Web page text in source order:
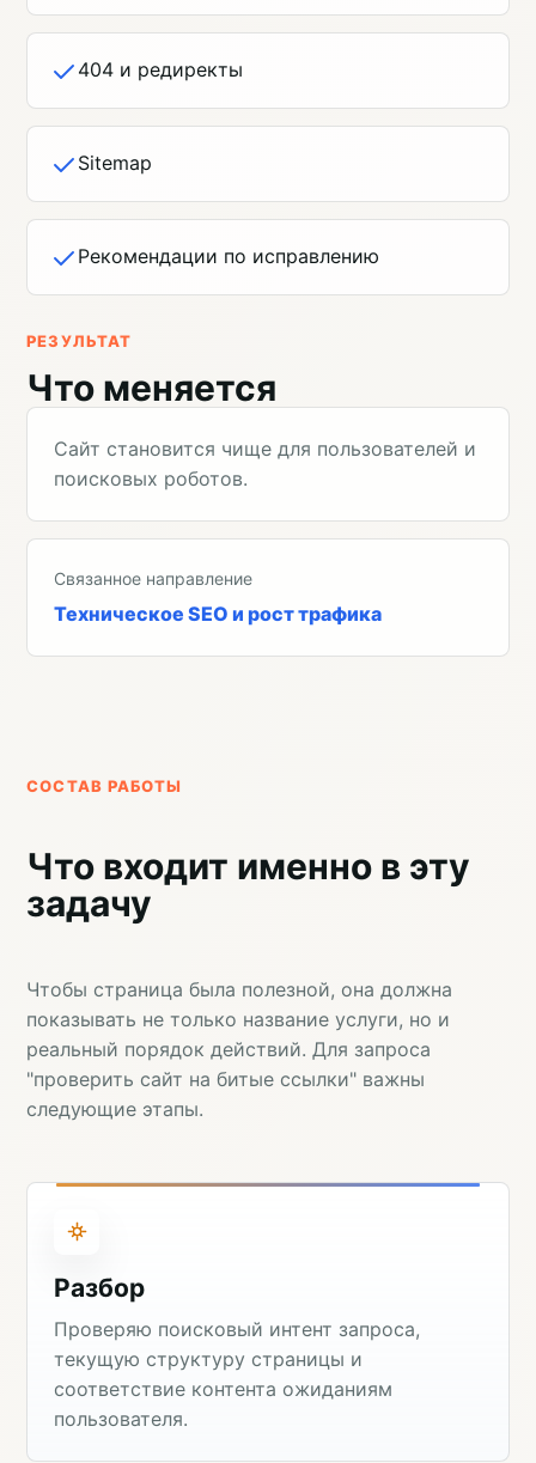
404 и редиректы
Sitemap
Рекомендации по исправлению
РЕЗУЛЬТАТ
Что меняется
Сайт становится чище для пользователей и
поисковых роботов.
Связанное направление
Техническое SEO и рост трафика
СОСТАВ РАБОТЫ
Что входит именно в эту
задачу
Чтобы страница была полезной, она должна
показывать не только название услуги, но и
реальный порядок действий. Для запроса
"проверить сайт на битые ссылки" важны
следующие этапы.
Разбор
Проверяю поисковый интент запроса,
текущую структуру страницы и
соответствие контента ожиданиям
пользователя.